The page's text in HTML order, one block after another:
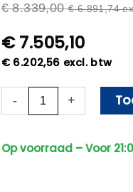
€8.339,00 €6.891,74
€7.505,10
€6.202,56 excl. btw
-
Beveiligingscamera
Bedraad
+
Op voorraad – Voor